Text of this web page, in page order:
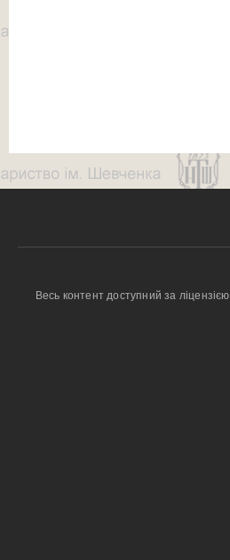
Весь контент доступний за ліцензією